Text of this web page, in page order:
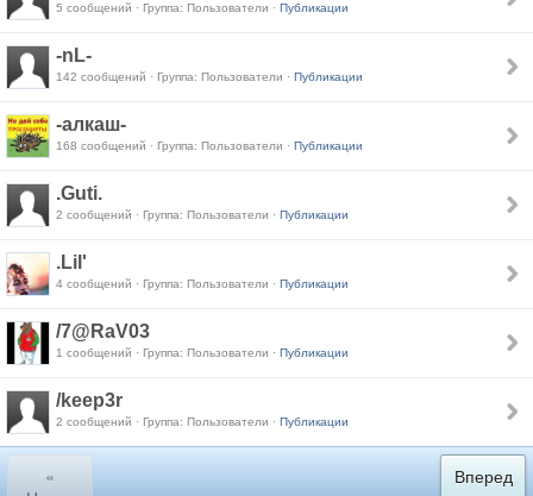
5 сообщений · Группа: Пользователи · Публикации
-nL-
142 сообщений · Группа: Пользователи · Публикации
-алкаш-
168 сообщений · Группа: Пользователи · Публикации
.Guti.
2 сообщений · Группа: Пользователи · Публикации
.Lil'
4 сообщений · Группа: Пользователи · Публикации
/7@RaV03
1 сообщений · Группа: Пользователи · Публикации
/keep3r
2 сообщений · Группа: Пользователи · Публикации
«
Вперед